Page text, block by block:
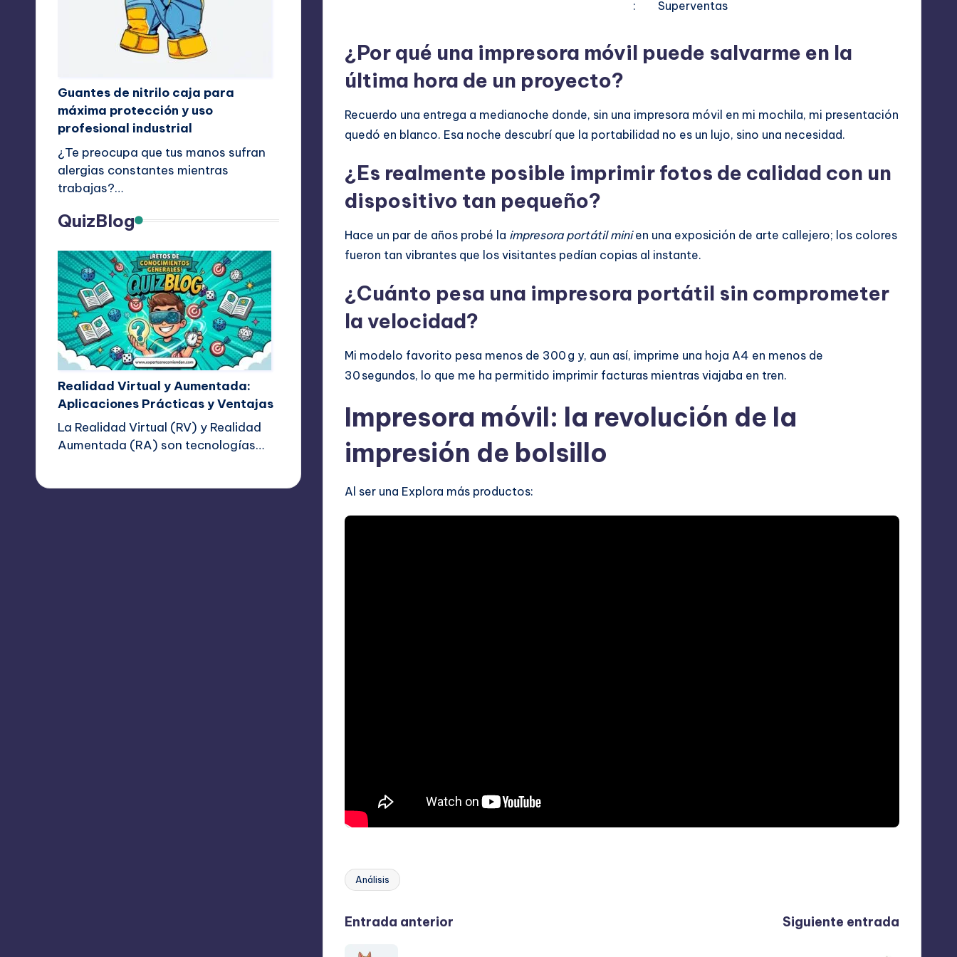
Fotos
Notas
Sin
: Superventas
¿Por qué una impresora móvil puede salvarme en la
última hora de un proyecto?
Recuerdo una entrega a medianoche donde, sin una impresora móvil en mi mochila, mi presentación
quedó en blanco. Esa noche descubrí que la portabilidad no es un lujo, sino una necesidad.
¿Es realmente posible imprimir fotos de calidad con un
dispositivo tan pequeño?
Hace un par de años probé la impresora portátil minien una exposición de arte callejero; los colores
fueron tan vibrantes que los visitantes pedían copias al instante.
¿Cuánto pesa una impresora portátil sin comprometer
la velocidad?
Mi modelo favorito pesa menos de 300 g y, aun así, imprime una hoja A4 en menos de
30 segundos, lo que me ha permitido imprimir facturas mientras viajaba en tren.
Impresora móvil: la revolución de la
impresión de bolsillo
Al ser una Explora más productos:
Etiquetas:
Análisis
Navegación
Entrada anterior Siguiente entrada
Guantes de nitrilo caja para
máxima protección y uso
profesional industrial
¿Te preocupa que tus manos sufran
alergias constantes mientras
trabajas?…
QuizBlog
Realidad Virtual y Aumentada:
Aplicaciones Prácticas y Ventajas
La Realidad Virtual (RV) y Realidad
Aumentada (RA) son tecnologías…